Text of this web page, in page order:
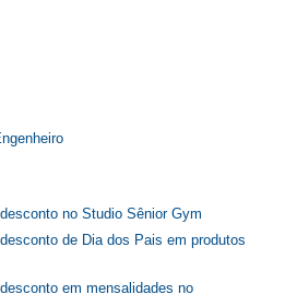
no Studio Sênior Gym
de Dia dos Pais em produtos
em mensalidades no